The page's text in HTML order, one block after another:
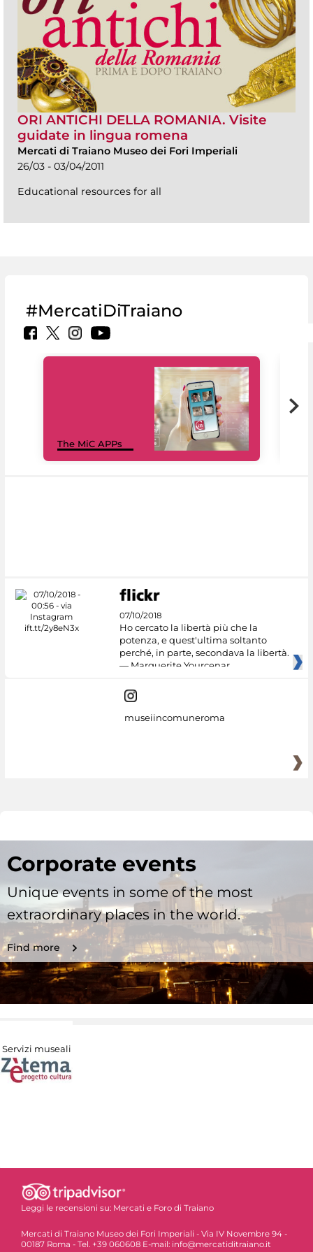
ORI ANTICHI DELLA ROMANIA. Visite
guidate in lingua romena
Mercati di Traiano Museo dei Fori Imperiali
26/03 - 03/04/2011
Educational resources for all
#MercatiDiTraiano
The MiC APPs
07/10/2018
Ho cercato la libertà più che la
potenza, e quest'ultima soltanto
perché, in parte, secondava la libertà.
— Marguerite Yourcenar
museiincomuneroma
Corporate events
Unique events in some of the most
extraordinary places in the world.
Find more
Servizi museali
Leggi le recensioni su: Mercati e Foro di Traiano
Mercati di Traiano Museo dei Fori Imperiali - Via IV Novembre 94 -
00187 Roma - Tel. +39 060608 E-mail: info@mercatiditraiano.it